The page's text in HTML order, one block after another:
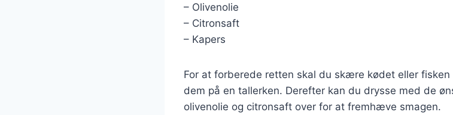
– Olivenolie
– Citronsaft
– Kapers
For at forberede retten skal du skære kødet eller
dem på en tallerken. Derefter kan du drysse med de
olivenolie og citronsaft over for at fremhæve smagen.